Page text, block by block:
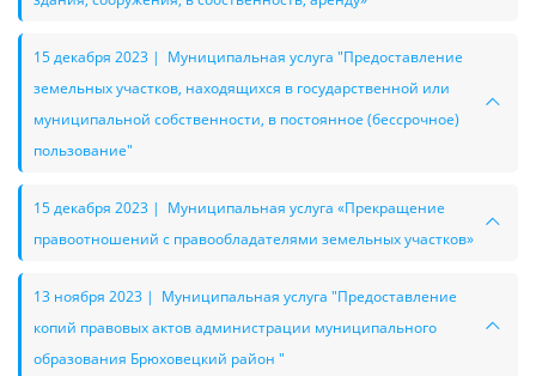
15 декабря 2023 | Муниципальная услуга "Предоставление
земельных участков, находящихся в государственной или
муниципальной собственности, в постоянное (бессрочное)
пользование"
15 декабря 2023 | Муниципальная услуга «Прекращение
правоотношений с правообладателями земельных участков»
13 ноября 2023 | Муниципальная услуга "Предоставление
копий правовых актов администрации муниципального
образования Брюховецкий район "